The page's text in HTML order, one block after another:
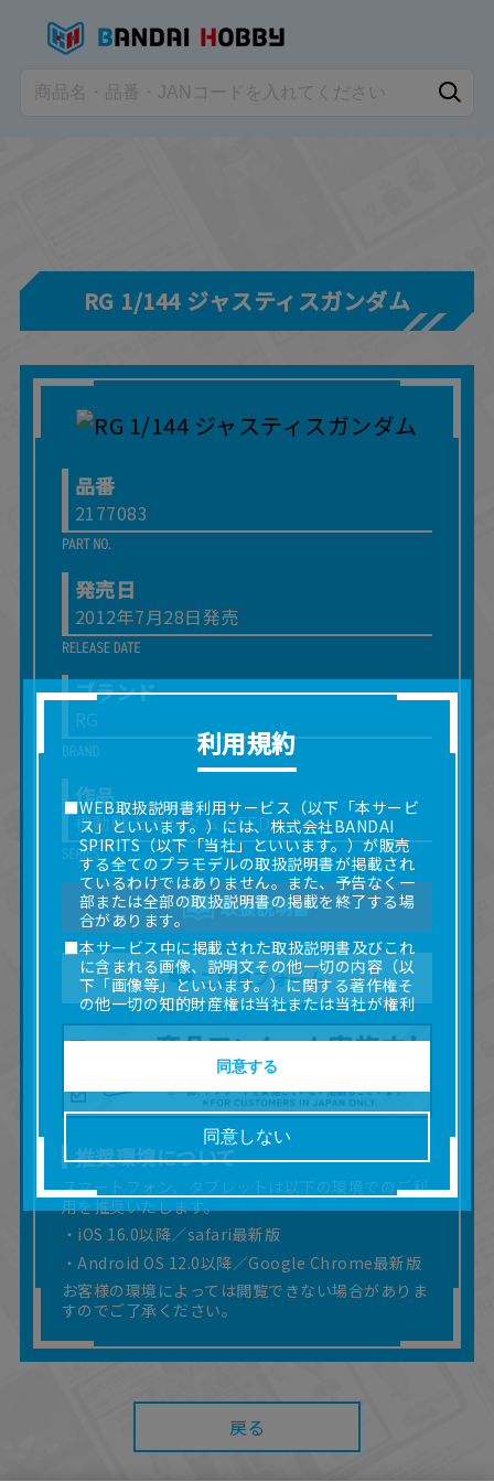
RG 1/144 ジャスティスガンダム
品番
2177083
発売日
2012年7月28日発売
ブランド
RG
作品
機動戦士ガンダム SEED
取扱説明書
ご意見フォーム
推奨環境について
スマートフォン、タブレットは以下の環境でのご利
用を推奨いたします。
・iOS 16.0以降／safari最新版
・Android OS 12.0以降／Google Chrome最新版
お客様の環境によっては閲覧できない場合がありま
すのでご了承ください。
戻る
利用規約
■WEB取扱説明書利用サービス（以下「本サービ
ス」といいます。）には、株式会社BANDAI
SPIRITS（以下「当社」といいます。）が販売
する全てのプラモデルの取扱説明書が掲載され
ているわけではありません。また、予告なく一
部または全部の取扱説明書の掲載を終了する場
合があります。
■本サービス中に掲載された取扱説明書及びこれ
に含まれる画像、説明文その他一切の内容（以
下「画像等」といいます。）に関する著作権そ
の他一切の知的財産権は当社または当社が権利
の許諾を受ける第三者に帰属します。
使用（本サービス内の意見投稿の目的での画像
等の利用を含みます。）を超えて使用（複製、
複写、改変、掲示、頒布、配信、販売、出版等
を含むがこれに限りません。）することは禁止
いたします。
■掲載している取扱説明書は、お客様が購入され
た商品に同梱されたものと異なる場合がありま
す。
■対象商品仕様の変更などにより、取扱説明書の
内容は予告なく変更される場合があります。
■当社は、取扱説明書の正確性確保に努めており
ますが、取扱説明書の完全性を保証するもので
はありません。
■お客様のご利用環境によっては、本サービスを
ご利用いただけない場合があります。
かったことにより利用者に何らかの損害が生じ
たとしても、当社は何らの責任を負いません。
また、本サイトを利用したことによって、利用
同意しない
同意する